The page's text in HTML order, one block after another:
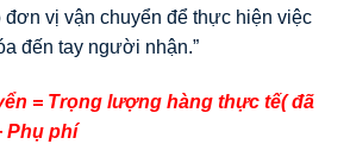
đơn vị vận chuyển để thực hiện việc
đến tay người nhận.”
= Trọng lượng hàng thực tế( đã
Phụ phí